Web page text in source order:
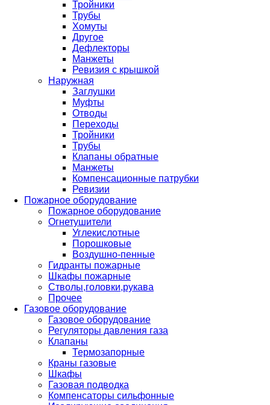
Тройники
Трубы
Хомуты
Другое
Дефлекторы
Манжеты
Ревизия с крышкой
Наружная
Заглушки
Муфты
Отводы
Переходы
Тройники
Трубы
Клапаны обратные
Манжеты
Компенсационные патрубки
Ревизии
Пожарное оборудование
Пожарное оборудование
Огнетушители
Углекислотные
Порошковые
Воздушно-пенные
Гидранты пожарные
Шкафы пожарные
Стволы,головки,рукава
Прочее
Газовое оборудование
Газовое оборудование
Регуляторы давления газа
Клапаны
Термозапорные
Краны газовые
Шкафы
Газовая подводка
Компенсаторы сильфонные